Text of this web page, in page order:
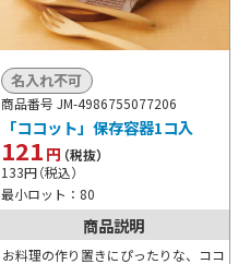
商品番号 JM-4986755077206
「ココット」保存容器1コ入
121円（税抜）
133円（税込）
最小ロット：80
名入れ不可
商品説明
お料理の作り置きにぴったりな、ココ